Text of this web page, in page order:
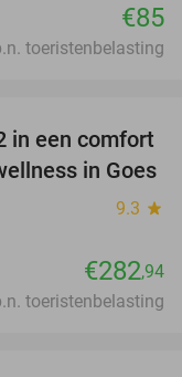
€85
toeristenbelasting
in een comfort
in Goes
9.3 star
€282,94
toeristenbelasting